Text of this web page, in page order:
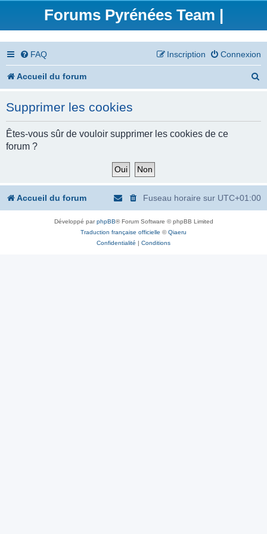
Forums Pyrénées Team |
FAQ Connexion
Inscription
Accueil du forum
c
Supprimer les cookies
Êtes-vous sûr de vouloir supprimer les cookies de ce
forum ?
Accueil du forum Fuseau horaire sur UTC+01:00
Développé parphpBB® Forum Software © phpBB Limited
Traduction française officielle ©Qiaeru
Confidentialité | Conditions